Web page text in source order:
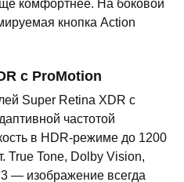
комфортнее. На боковой
кнопка Action
с ProMotion
Super Retina XDR с
частотой
в HDR-режиме до 1200
True Tone, Dolby Vision,
— изображение всегда